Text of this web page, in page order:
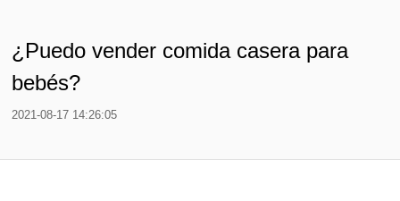
¿Puedo vender comida casera para
bebés?
2021-08-17 14:26:05